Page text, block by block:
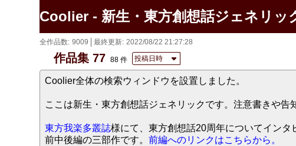
Coolier - 新生・東方創想話ジェネリッ
作品集 77 88 件 投稿日時
全作品数 9009 最終更新 2022/08/22 21:27:28
Coolier全体の検索ウィンドウを設置しました。
ここは新生・東方創想話ジェネリックです。注意書きや告
東方我楽多叢誌様にて、東方創想話20周年についてインタ
前中後編の三部作です。前編へのリンクはこちらから。